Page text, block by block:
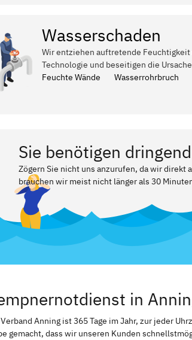
Wasserschaden
Wir entziehen auftretende
Technologie und beseitigen die
Feuchte Wände
Wasserrohrbruch
Sie benötigen
Zögern Sie nicht uns anzurufen, da wir
brauchen wir meist nicht länger als 30
in
Anning ist 365 Tage im Jahr, zur jeder
gemacht, dass wir unseren Kunden